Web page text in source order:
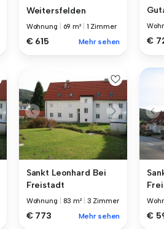
Weitersfelden
Wohnung 69 m² 1 Zimmer
€ 615 Mehr sehen €
Sankt Leonhard Bei
Freistadt
Wohnung 83 m² 3 Zimmer
€ 773 Mehr sehen €